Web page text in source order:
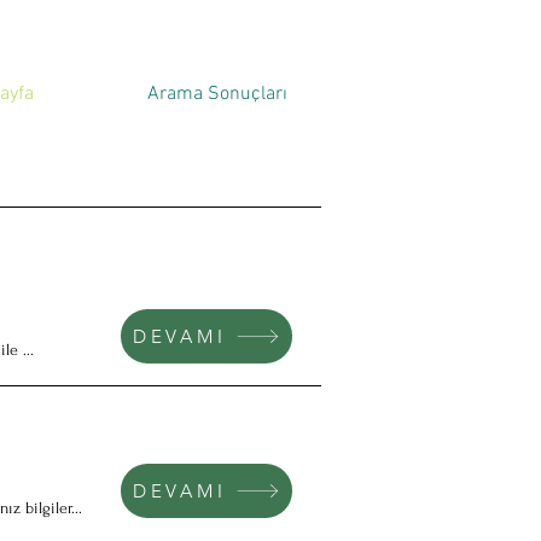
Arama Sonuçları
...
DEVAMI
bilgiler...
DEVAMI